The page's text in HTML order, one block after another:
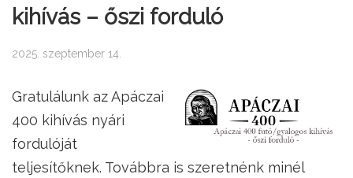
kihívás – őszi forduló
2025. szeptember 14.
Gratulálunk az Apáczai
400 kihívás nyári
fordulóját
teljesítőknek. Továbbra is szeretnénk minél